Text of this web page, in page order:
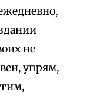
не
упрям,